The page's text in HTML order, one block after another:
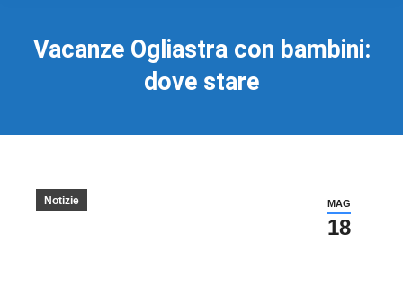
Vacanze Ogliastra con bambini:
dove stare
MAG
18
Notizie